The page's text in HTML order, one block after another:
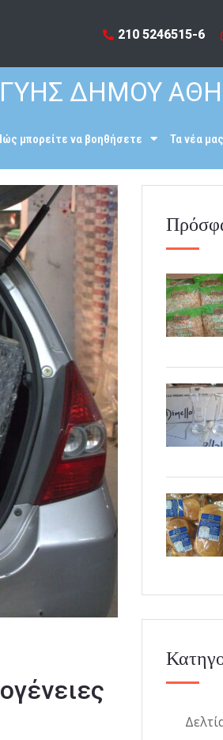
210 5246515-6​
ΔΗΜΟΥ
μπορείτε να βοηθήσετε Τα νέα μας